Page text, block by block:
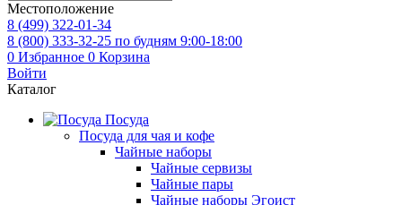
Местоположение
8 (499) 322-01-34
8 (800) 333-32-25 по будням 9:00-18:00
0 Избранное 0 Корзина
Войти
Каталог
Посуда
Посуда для чая и кофе
Чайные наборы
Чайные сервизы
Чайные пары
Чайные наборы Эгоист